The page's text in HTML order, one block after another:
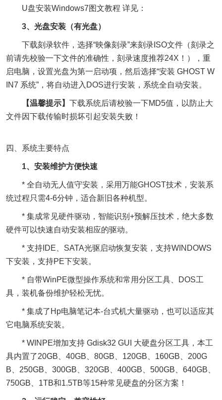
U盘安装Windows7图文教程 详见：
3、光盘安装（有光盘）
下载刻录软件，选择“映像刻录”来刻录ISO文件（刻录之
前请先校验一下文件的准确性，刻录速度推荐24X！），重
启电脑，设置光盘为第一启动项，然后选择“安装 GHOST W
IN7 系统”，将自动进入DOS进行安装，系统全自动安装。
【温馨提示】 下载系统后请校验一下MD5值，以防止大
文件因下载传输时损坏引起安装失败！
四、系统主要特点
1、安装维护方便快速
* 全自动无人值守安装，采用万能GHOST技术，安装系
统过程只需4-6分钟，适合新旧各种机型。
* 集成常见硬件驱动，智能识别+预解压技术，绝大多数
硬件可以快速自动安装相应的驱动。
* 支持IDE、SATA光驱启动恢复安装，支持WINDOWS
下安装，支持PE下安装。
* 自带WinPE微型操作系统和常用分区工具、DOS工
具，装机备份维护轻松无忧。
* 集成了Hp电脑笔记本-台式机大量驱动，也可以适应其
它电脑系统安装。
* WINPE增加支持 Gdisk32 GUI 大硬盘分区工具，本工
具内置了20GB、40GB、80GB、120GB、160GB、200G
B、250GB、300GB、320GB、400GB、500GB、640GB、
750GB、1TB和1.5TB等15种常见硬盘的分区方案！